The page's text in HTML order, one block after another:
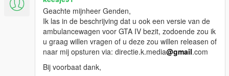
Geachte mijnheer Genden,
Ik las in de beschrijving dat u ook een versie van de
ambulancewagen voor GTA IV bezit, zodoende zou ik
u graag willen vragen of u deze zou willen releasen of
naar mij opsturen via: directie.k.media@gmail.com
Bij voorbaat dank,